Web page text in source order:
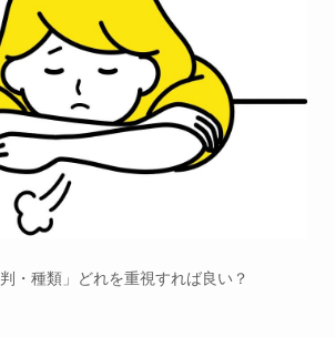
判・種類」どれを重視すれば良い？